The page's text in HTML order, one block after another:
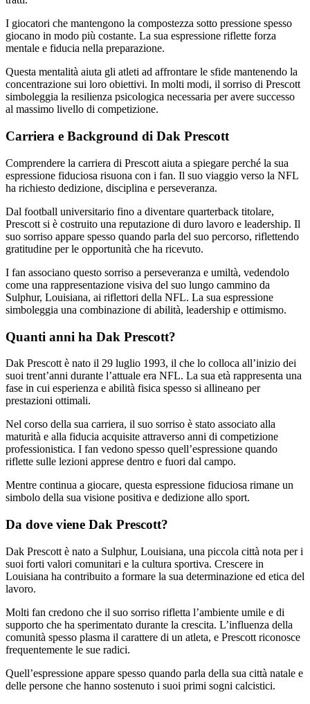
I giocatori che mantengono la compostezza sotto pressione spesso
giocano in modo più costante. La sua espressione riflette forza
mentale e fiducia nella preparazione.
Questa mentalità aiuta gli atleti ad affrontare le sfide mantenendo la
concentrazione sui loro obiettivi. In molti modi, il sorriso di Prescott
simboleggia la resilienza psicologica necessaria per avere successo
al massimo livello di competizione.
Carriera e Background di Dak Prescott
Comprendere la carriera di Prescott aiuta a spiegare perché la sua
espressione fiduciosa risuona con i fan. Il suo viaggio verso la NFL
ha richiesto dedizione, disciplina e perseveranza.
Dal football universitario fino a diventare quarterback titolare,
Prescott si è costruito una reputazione di duro lavoro e leadership. Il
suo sorriso appare spesso quando parla del suo percorso, riflettendo
gratitudine per le opportunità che ha ricevuto.
I fan associano questo sorriso a perseveranza e umiltà, vedendolo
come una rappresentazione visiva del suo lungo cammino da
Sulphur, Louisiana, ai riflettori della NFL. La sua espressione
simboleggia una combinazione di abilità, leadership e ottimismo.
Quanti anni ha Dak Prescott?
Dak Prescott è nato il 29 luglio 1993, il che lo colloca all’inizio dei
suoi trent’anni durante l’attuale era NFL. La sua età rappresenta una
fase in cui esperienza e abilità fisica spesso si allineano per
prestazioni ottimali.
Nel corso della sua carriera, il suo sorriso è stato associato alla
maturità e alla fiducia acquisite attraverso anni di competizione
professionistica. I fan vedono spesso quell’espressione quando
riflette sulle lezioni apprese dentro e fuori dal campo.
Mentre continua a giocare, questa espressione fiduciosa rimane un
simbolo della sua visione positiva e dedizione allo sport.
Da dove viene Dak Prescott?
Dak Prescott è nato a Sulphur, Louisiana, una piccola città nota per i
suoi forti valori comunitari e la cultura sportiva. Crescere in
Louisiana ha contribuito a formare la sua determinazione ed etica del
lavoro.
Molti fan credono che il suo sorriso rifletta l’ambiente umile e di
supporto che ha sperimentato durante la crescita. L’influenza della
comunità spesso plasma il carattere di un atleta, e Prescott riconosce
frequentemente le sue radici.
Quell’espressione appare spesso quando parla della sua città natale e
delle persone che hanno sostenuto i suoi primi sogni calcistici.